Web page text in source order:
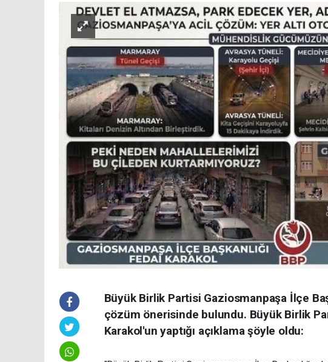
Büyük Birlik Partisi Gaziosmanpaşa İlçe
çözüm önerisinde bulundu. Büyük Birlik
Karakol'un yaptığı açıklama şöyle oldu: